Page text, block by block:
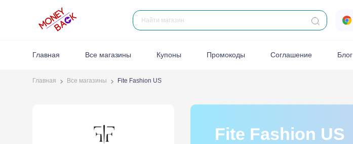
Главная Все магазины Купоны Промокоды Соглашение Блог
Главная Все магазины Fite Fashion US
Fite Fashion US